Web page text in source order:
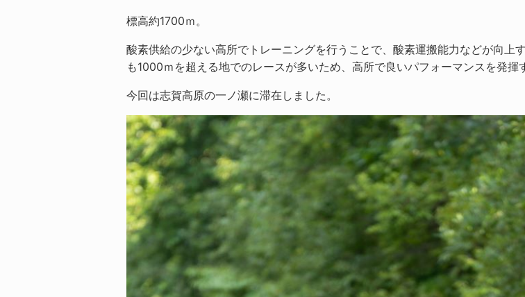
標高約1700ｍ。
酸素供給の少ない高所でトレーニングを行うことで、酸素運搬能力などが向上
も1000ｍを超える地でのレースが多いため、高所で良いパフォーマンスを発揮
今回は志賀高原の一ノ瀬に滞在しました。